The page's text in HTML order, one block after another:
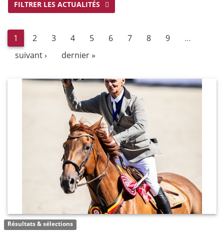
FILTRER LES ACTUALITÉS
1 2 3 4 5 6 7 8 9
…
suivant ›
dernier »
Résultats & sélections